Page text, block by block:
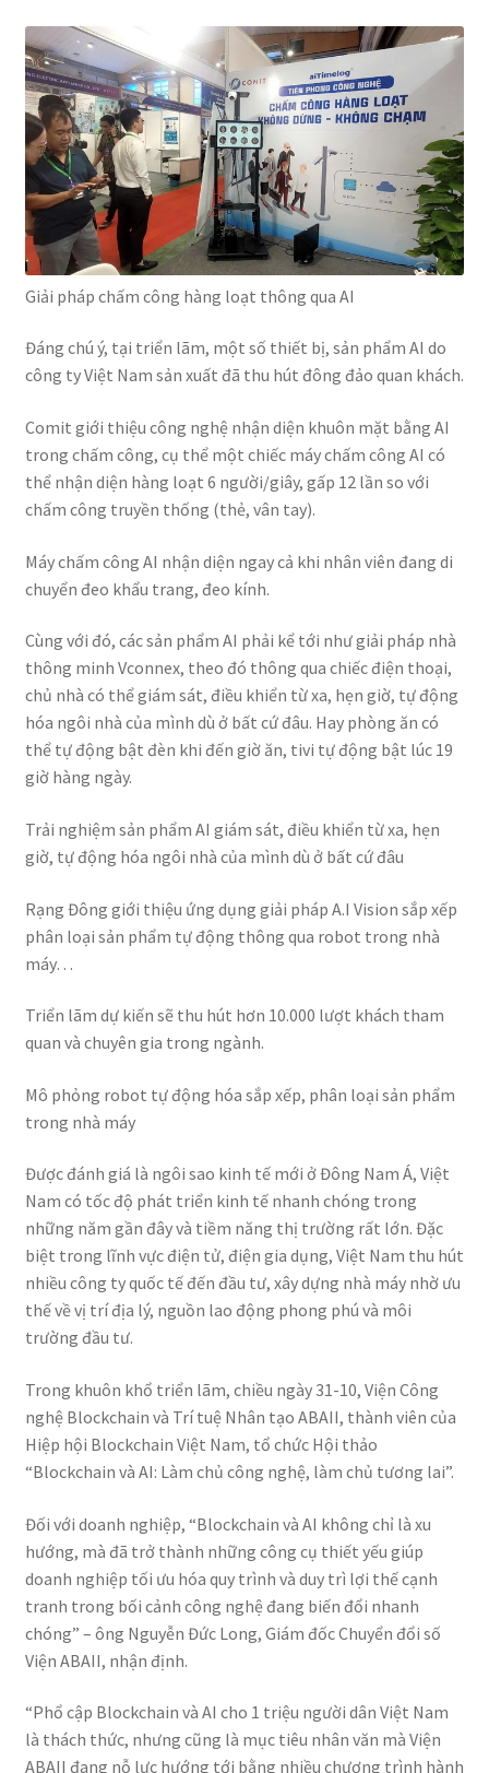
Giải pháp chấm công hàng loạt thông qua AI
Đáng chú ý, tại triển lãm, một số thiết bị, sản phẩm AI do
công ty Việt Nam sản xuất đã thu hút đông đảo quan khách.
Comit giới thiệu công nghệ nhận diện khuôn mặt bằng AI
trong chấm công, cụ thể một chiếc máy chấm công AI có
thể nhận diện hàng loạt 6 người/giây, gấp 12 lần so với
chấm công truyền thống (thẻ, vân tay).
Máy chấm công AI nhận diện ngay cả khi nhân viên đang di
chuyển đeo khẩu trang, đeo kính.
Cùng với đó, các sản phẩm AI phải kể tới như giải pháp nhà
thông minh Vconnex, theo đó thông qua chiếc điện thoại,
chủ nhà có thể giám sát, điều khiển từ xa, hẹn giờ, tự động
hóa ngôi nhà của mình dù ở bất cứ đâu. Hay phòng ăn có
thể tự động bật đèn khi đến giờ ăn, tivi tự động bật lúc 19
giờ hàng ngày.
Trải nghiệm sản phẩm AI giám sát, điều khiển từ xa, hẹn
giờ, tự động hóa ngôi nhà của mình dù ở bất cứ đâu
Rạng Đông giới thiệu ứng dụng giải pháp A.I Vision sắp xếp
phân loại sản phẩm tự động thông qua robot trong nhà
máy…
Triển lãm dự kiến sẽ thu hút hơn 10.000 lượt khách tham
quan và chuyên gia trong ngành.
Mô phỏng robot tự động hóa sắp xếp, phân loại sản phẩm
trong nhà máy
Được đánh giá là ngôi sao kinh tế mới ở Đông Nam Á, Việt
Nam có tốc độ phát triển kinh tế nhanh chóng trong
những năm gần đây và tiềm năng thị trường rất lớn. Đặc
biệt trong lĩnh vực điện tử, điện gia dụng, Việt Nam thu hút
nhiều công ty quốc tế đến đầu tư, xây dựng nhà máy nhờ ưu
thế về vị trí địa lý, nguồn lao động phong phú và môi
trường đầu tư.
Trong khuôn khổ triển lãm, chiều ngày 31-10, Viện Công
nghệ Blockchain và Trí tuệ Nhân tạo ABAII, thành viên của
Hiệp hội Blockchain Việt Nam, tổ chức Hội thảo
“Blockchain và AI: Làm chủ công nghệ, làm chủ tương lai”.
Đối với doanh nghiệp, “Blockchain và AI không chỉ là xu
hướng, mà đã trở thành những công cụ thiết yếu giúp
doanh nghiệp tối ưu hóa quy trình và duy trì lợi thế cạnh
tranh trong bối cảnh công nghệ đang biến đổi nhanh
chóng” – ông Nguyễn Đức Long, Giám đốc Chuyển đổi số
Viện ABAII, nhận định.
“Phổ cập Blockchain và AI cho 1 triệu người dân Việt Nam
là thách thức, nhưng cũng là mục tiêu nhân văn mà Viện
ABAII đang nỗ lực hướng tới bằng nhiều chương trình hành